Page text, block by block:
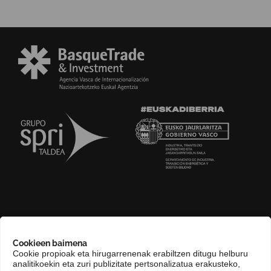
Cookieen baimena
Cookie propioak eta hirugarrenenak erabiltzen ditugu helburu
analitikoekin eta zuri publizitate pertsonalizatua erakusteko,
COMPLIANCE CHANNEL
HARREMANETARAKO